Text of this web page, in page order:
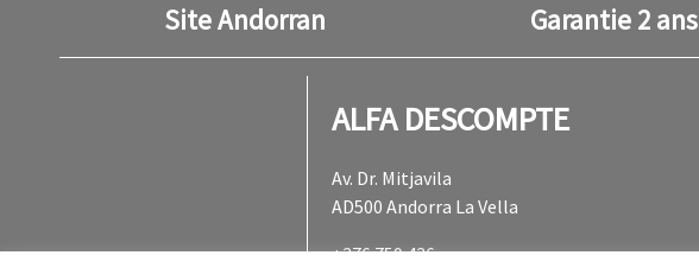
Site Andorran Garantie 2 ans
fab fa-youtube
ALFA DESCOMPTE
Av. Dr. Mitjavila
AD500 Andorra La Vella
+376 759 436